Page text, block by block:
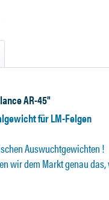
AR-45"
für LM-Felgen
Auswuchtgewichten !
wir dem Markt genau